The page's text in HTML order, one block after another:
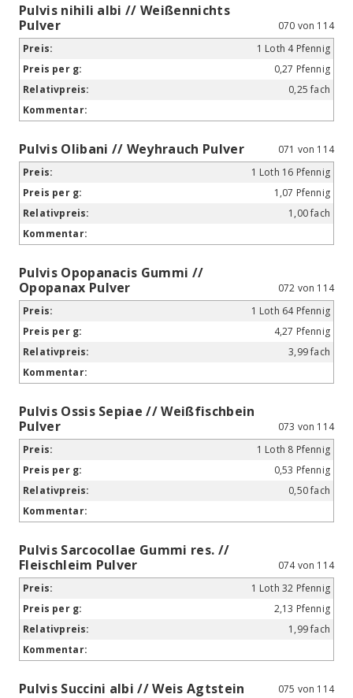
Pulvis nihili albi // Weißennichts
Pulver
070 von 114
1 Loth 4 Pfennig
0,27 Pfennig
0,25 fach
Pulvis Olibani // Weyhrauch Pulver
071 von 114
1 Loth 16 Pfennig
1,07 Pfennig
1,00 fach
Pulvis Opopanacis Gummi //
Opopanax Pulver
072 von 114
1 Loth 64 Pfennig
4,27 Pfennig
3,99 fach
Pulvis Ossis Sepiae // Weißfischbein
Pulver
073 von 114
1 Loth 8 Pfennig
0,53 Pfennig
0,50 fach
Pulvis Sarcocollae Gummi res. //
Fleischleim Pulver
074 von 114
1 Loth 32 Pfennig
2,13 Pfennig
1,99 fach
Pulvis Succini albi // Weis Agtstein
075 von 114